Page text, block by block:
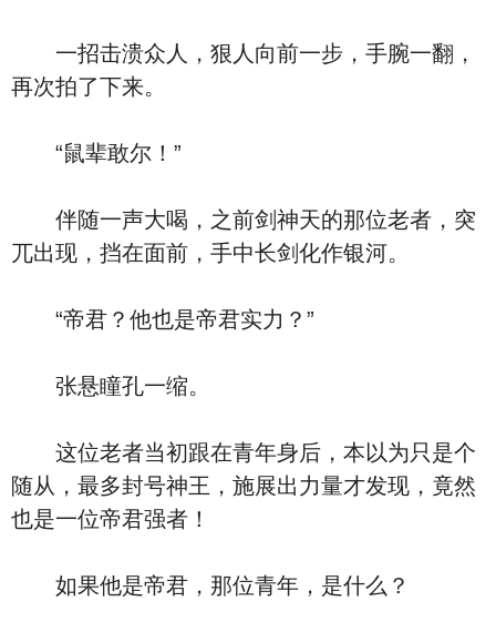
一招击溃众人，狠人向前一步，手腕一翻，
再次拍了下来。
“鼠辈敢尔！”
伴随一声大喝，之前剑神天的那位老者，突
兀出现，挡在面前，手中长剑化作银河。
“帝君？他也是帝君实力？”
张悬瞳孔一缩。
这位老者当初跟在青年身后，本以为只是个
随从，最多封号神王，施展出力量才发现，竟然
也是一位帝君强者！
如果他是帝君，那位青年，是什么？